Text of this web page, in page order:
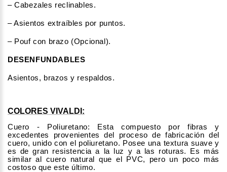
– Cabezales reclinables.
– Asientos extraíbles por puntos.
– Pouf con brazo (Opcional).
DESENFUNDABLES
Asientos, brazos y respaldos.
COLORES VIVALDI:
Cuero - Poliuretano: Esta compuesto por fibras y
excedentes provenientes del proceso de fabricación del
cuero, unido con el poliuretano. Posee una textura suave y
es de gran resistencia a la luz y a las roturas. Es más
similar al cuero natural que el PVC, pero un poco más
costoso que este último.